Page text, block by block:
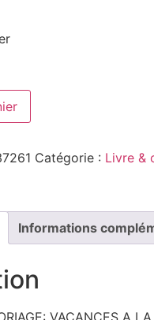
Catégorie : Livre &
Informations